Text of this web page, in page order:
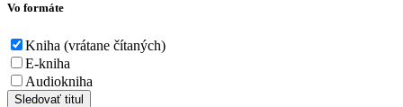
Vo formáte
Kniha (vrátane čítaných)
E-kniha
Audiokniha
Sledovať titul